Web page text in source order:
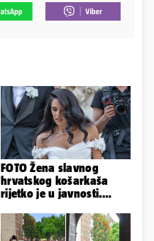
FOTO Žena slavnog
hrvatskog košarkaša
rijetko je u javnosti.
vjenčanje